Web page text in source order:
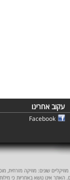
עקוב אחרינו
Facebook
שונים: מוזיקה מזרחית,
האתר אינו נושא באחריות כי